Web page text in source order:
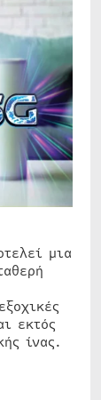
μια
εκτός
ίνας.